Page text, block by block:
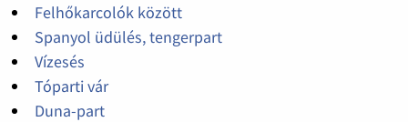
Felhőkarcolók között
Spanyol üdülés, tengerpart
Vízesés
Tóparti vár
Duna-part